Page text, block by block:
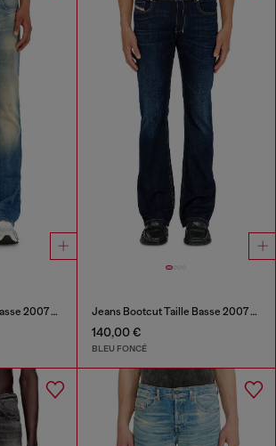
Jeans Bootcut Taille Basse 2007 Zatiny Jeans Bootcut Taille Basse 2007 Zatiny
140,00 €
BLEU FONCÉ